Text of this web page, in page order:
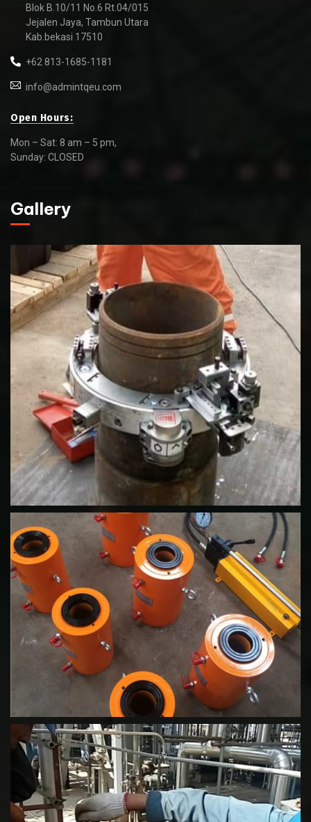
Blok B.10/11 No.6 Rt.04/015
Jejalen Jaya, Tambun Utara
Kab.bekasi 17510
+62 813-1685-1181
info@admintqeu.com
Open Hours:
Mon – Sat: 8 am – 5 pm,
Sunday: CLOSED
Gallery